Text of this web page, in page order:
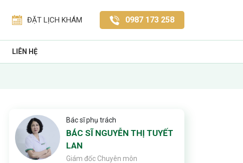
ĐẶT LỊCH KHÁM 0987 173 258
LIÊN HỆ
Bác sĩ phụ trách
BÁC SĨ NGUYỄN THỊ TUYẾT
LAN
Giám đốc Chuyên môn